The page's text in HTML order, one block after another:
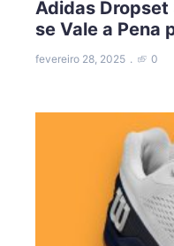
Adidas Dropset
se Vale a Pena
fevereiro 28, 2025 0